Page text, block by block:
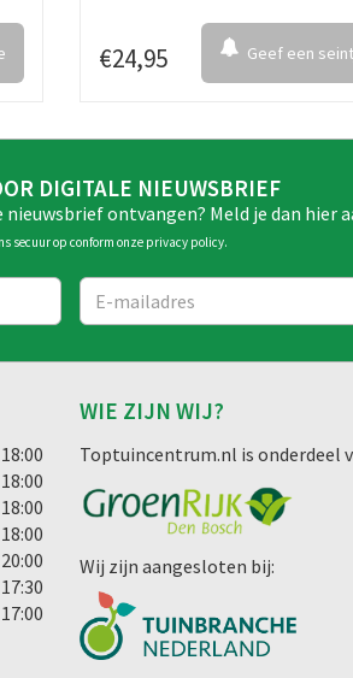
€24,95 Geef een
DIGITALE NIEUWSBRIEF
ontvangen? Meld je dan hier
secuur op conform onze privacy policy.
WIE ZIJN WIJ?
Toptuincentrum.nl is onderdeel
Wij zijn aangesloten bij: